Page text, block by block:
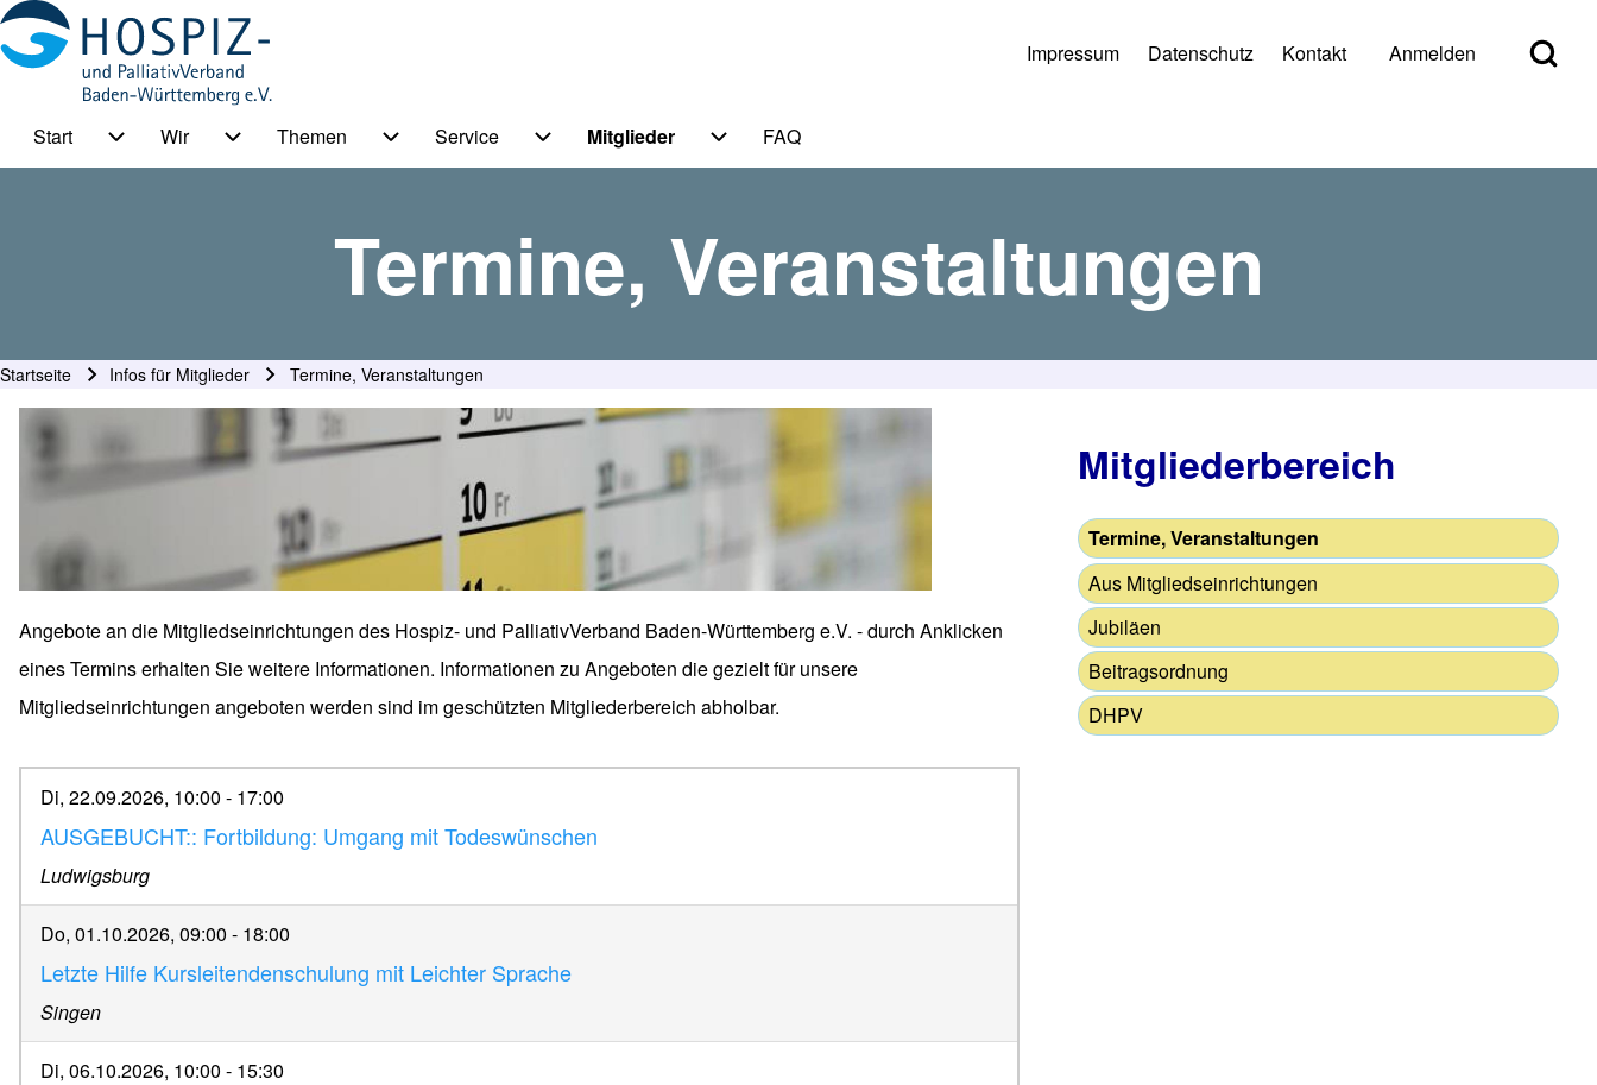
Open Search
User account menu
Impressum Datenschutz Kontakt Anmelden
HPV BW Hauptmenu
Start Wir Themen
Unternavigation von Themen
Service
Unternavigation von Service
Mitglieder FAQ
Termine, Veranstaltungen
Pfadnavigation
Startseite Infos für Mitglieder Termine, Veranstaltungen
Kopfbild
Angebote an die Mitgliedseinrichtungen des Hospiz- und PalliativVerband Baden-Württemberg e.V. - durch Anklicken
eines Termins erhalten Sie weitere Informationen. Informationen zu Angeboten die gezielt für unsere
Mitgliedseinrichtungen angeboten werden sind im geschützten Mitgliederbereich abholbar.
Di, 22.09.2026, 10:00 - 17:00
AUSGEBUCHT:: Fortbildung: Umgang mit Todeswünschen
Ludwigsburg
Do, 01.10.2026, 09:00 - 18:00
Letzte Hilfe Kursleitendenschulung mit Leichter Sprache
Singen
Di, 06.10.2026, 10:00 - 15:30
Mitgliederbereich
Termine, Veranstaltungen
Aus Mitgliedseinrichtungen
Jubiläen
Beitragsordnung
DHPV